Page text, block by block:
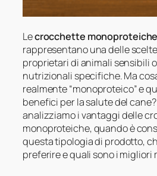
Lecrocchette
rappresentano una delle
proprietari di animali sensibili
nutrizionali specifiche. Ma
realmente “monoproteico” e
benefici per la salute del
analizziamo i vantaggi delle
monoproteiche, quando è
questa tipologia di prodotto,
preferire e quali sono i migliori